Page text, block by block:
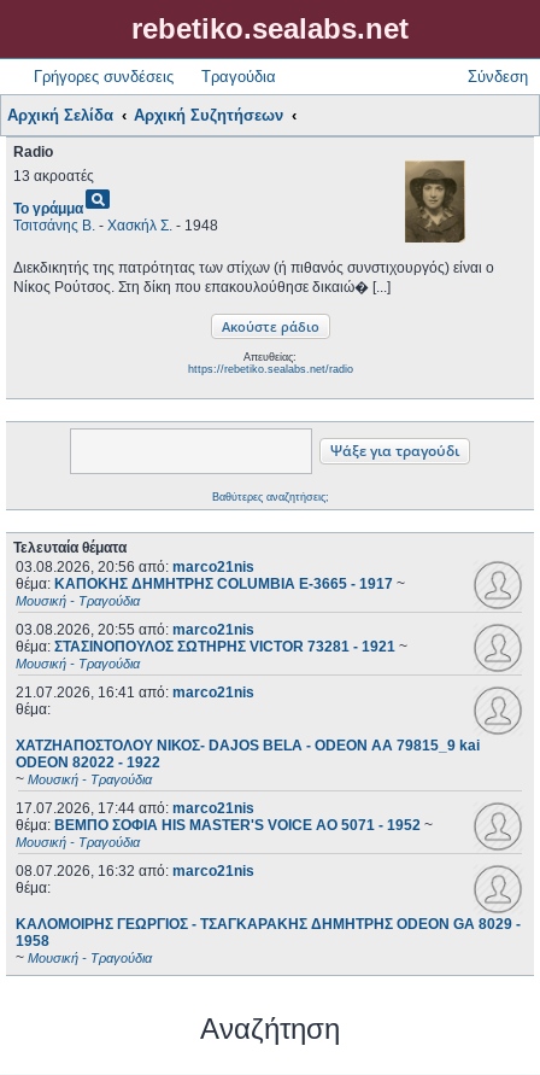
rebetiko.sealabs.net
Γρήγορες συνδέσεις Τραγούδια Σύνδεση
Αρχική Σελίδα Αρχική Συζητήσεων
Radio
13 ακροατές
Το γράμμαpageview
Τσιτσάνης Β. - Χασκήλ Σ. - 1948
Διεκδικητής της πατρότητας των στίχων (ή πιθανός συνστιχουργός) είναι ο
Νίκος Ρούτσος. Στη δίκη που επακουλούθησε δικαιώ� [...]
Απευθείας:
https://rebetiko.sealabs.net/radio
Βαθύτερες αναζητήσεις;
Τελευταία θέματα
03.08.2026, 20:56 από: marco21nis
θέμα: ΚΑΠΟΚΗΣ ΔΗΜΗΤΡΗΣ COLUMBIA E-3665 - 1917 ~
Μουσική - Τραγούδια
03.08.2026, 20:55 από: marco21nis
θέμα: ΣΤΑΣΙΝΟΠΟΥΛΟΣ ΣΩΤΗΡΗΣ VICTOR 73281 - 1921 ~
Μουσική - Τραγούδια
21.07.2026, 16:41 από: marco21nis
θέμα:
ΧΑΤΖΗΑΠΟΣΤΟΛΟΥ ΝΙΚΟΣ- DAJOS BELA - ODEON AA 79815_9 kai
ODEON 82022 - 1922
~ Μουσική - Τραγούδια
17.07.2026, 17:44 από: marco21nis
θέμα: ΒΕΜΠΟ ΣΟΦΙΑ HIS MASTER'S VOICE AO 5071 - 1952 ~
Μουσική - Τραγούδια
08.07.2026, 16:32 από: marco21nis
θέμα:
ΚΑΛΟΜΟΙΡΗΣ ΓΕΩΡΓΙΟΣ - ΤΣΑΓΚΑΡΑΚΗΣ ΔΗΜΗΤΡΗΣ ODEON GA 8029 -
1958
~ Μουσική - Τραγούδια
Αναζήτηση